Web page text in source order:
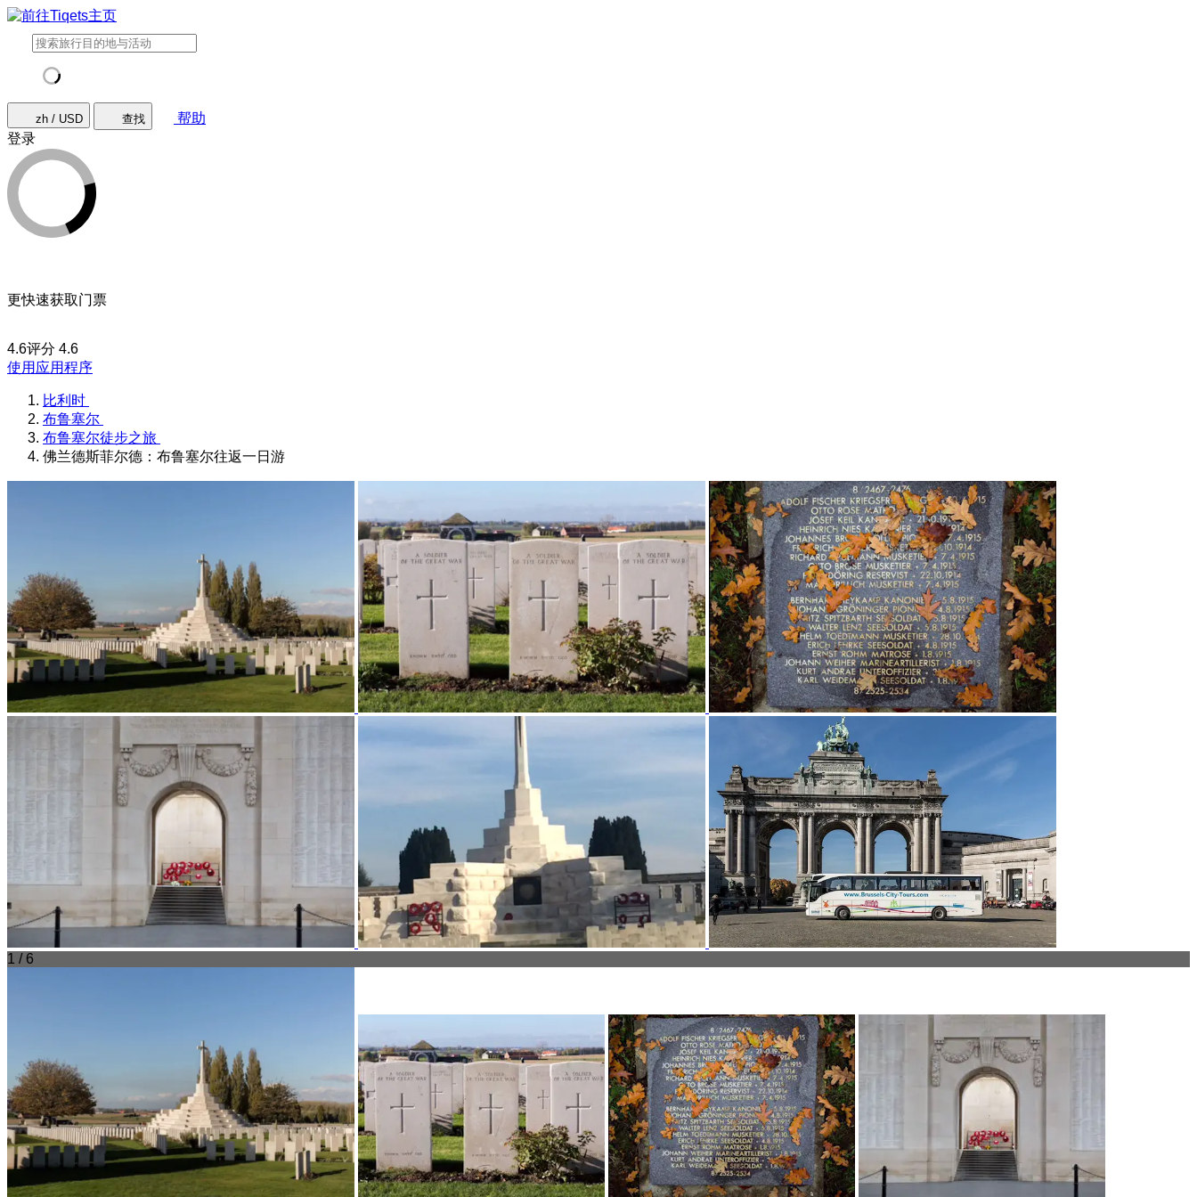
zh / USD 查找
帮助
登录
更快速获取门票
4.6评分 4.6
使用应用程序
比利时
布鲁塞尔
布鲁塞尔徒步之旅
佛兰德斯菲尔德：布鲁塞尔往返一日游
1 / 6